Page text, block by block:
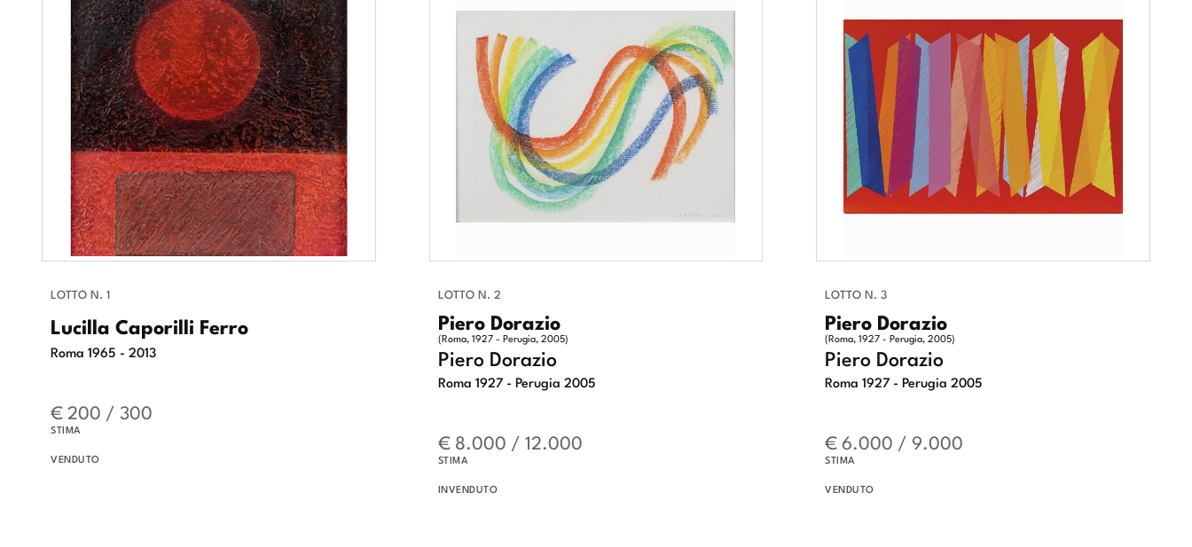
LOTTO N. 1
Lucilla Caporilli Ferro
Roma 1965 - 2013
€ 200 / 300
STIMA
VENDUTO
LOTTO N. 2
Piero Dorazio
(Roma, 1927 - Perugia, 2005)
Piero Dorazio
Roma 1927 - Perugia 2005
€ 8.000 / 12.000
STIMA
INVENDUTO
LOTTO N. 3
Piero Dorazio
(Roma, 1927 - Perugia, 2005)
Piero Dorazio
Roma 1927 - Perugia 2005
€ 6.000 / 9.000
STIMA
VENDUTO